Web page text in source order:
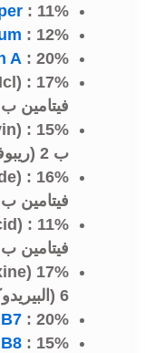
: 11% ( نحاس ).
: 12% ( الموليبدينوم ).
A : 20% ( فيتامين أ ).
فيتامين ب 1 (ثيامين هيدروكلورايد) ).
ب 2 (ريبوفلافين) ).
فيتامين ب 3 (نياسيناميد) ).
فيتامين ب 5 (حمض البانثوثينيك) ).
6 (البيريدوكسين) ).
: 20% ( فيتامين ب 7 ).
: 15% ( فيتامين ب 8 ).